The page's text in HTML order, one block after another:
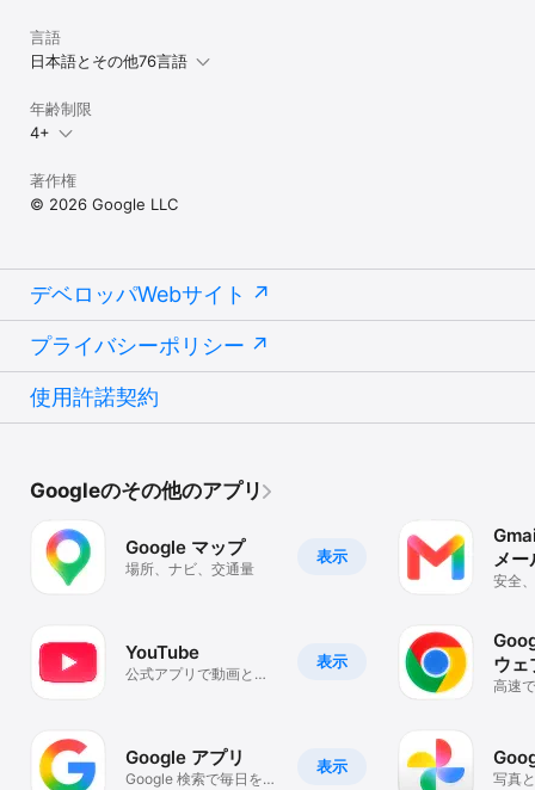
言語
日本語とその他76言語
年齢制限
4+
著作権
© 2026 Google LLC
デベロッパWebサイト
プライバシーポリシー
使用許諾契約
Googleのその他のアプリ
表示
Google マップ
場所、ナビ、交通量
表示
YouTube
公式アプリで動画と音
表示
Google アプリ
Google 検索で毎日をも
メー
安全
ウェ
高速
写真